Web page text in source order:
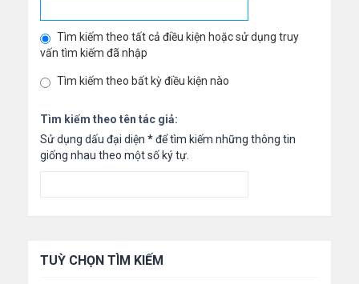
Tìm kiếm theo tất cả điều kiện hoặc sử dụng truy
vấn tìm kiếm đã nhập
Tìm kiếm theo bất kỳ điều kiện nào
Tìm kiếm theo tên tác giả:
Sử dụng dấu đại diện *để tìm kiếm những thông tin
giống nhau theo một số ký tự.
TUỲ CHỌN TÌM KIẾM